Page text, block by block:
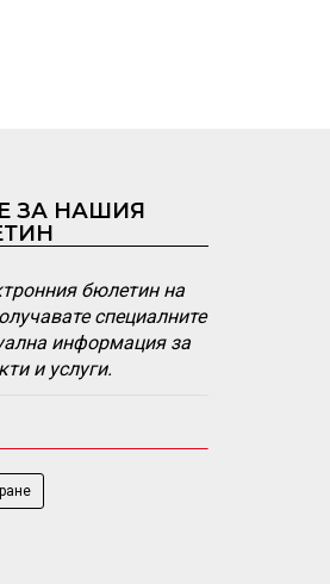
ЗА НАШИЯ
бюлетин на
специалните
информация за
и услуги.